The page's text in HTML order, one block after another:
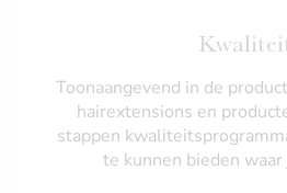
Kwaliteit
Toonaangevend in de
hairextensions en
stappen
te kunnen bieden